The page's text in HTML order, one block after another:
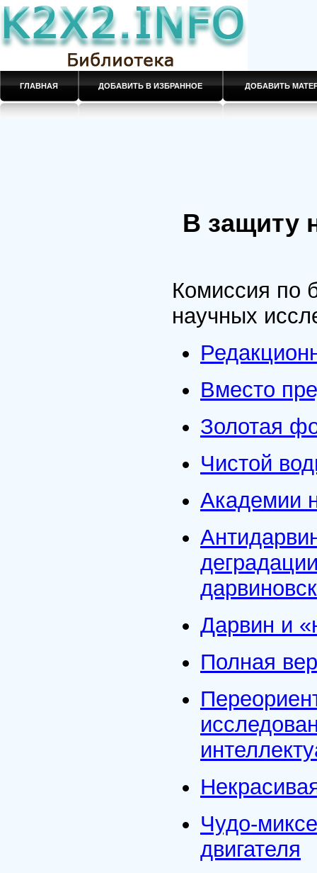
ГЛАВНАЯ ДОБАВИТЬ В ИЗБРАННОЕ ДОБАВИТЬ
В защиту
Комиссия по
научных
Вместо
Золотая
Чистой
Академии
Дарвин и
Полная
Чудо-
двигателя